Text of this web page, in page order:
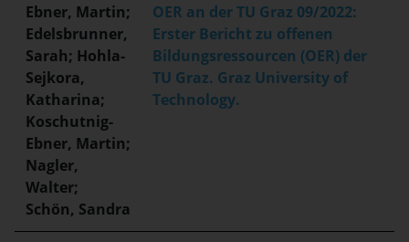
Ebner, Martin;
Edelsbrunner,
Sarah; Hohla-
Sejkora,
Katharina;
Koschutnig-
Ebner, Martin;
Nagler,
Walter;
Schön, Sandra
OER an der TU Graz 09/2022:
Erster Bericht zu offenen
Bildungsressourcen (OER) der
TU Graz. Graz University of
Technology.